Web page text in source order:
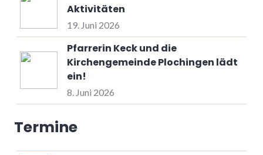
Aktivitäten
19. Juni 2026
Pfarrerin Keck und die
Kirchengemeinde Plochingen lädt
ein!
8. Juni 2026
Termine